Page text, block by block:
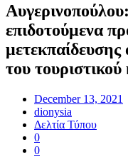
επιδοτούμενα
του
December 13, 2021
dionysia
Δελτία Τύπου
0
0